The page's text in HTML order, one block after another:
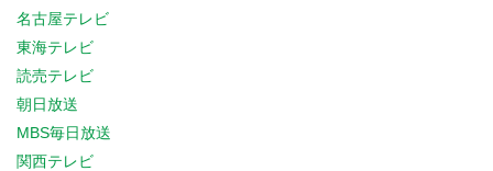
名古屋テレビ
東海テレビ
読売テレビ
朝日放送
MBS毎日放送
関西テレビ